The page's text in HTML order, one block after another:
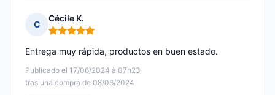
C
Cécile K.
Nota: 5 de 5
Publicado el 17/06/2024 à 07h23
tras una compra de 08/06/2024
Entrega muy rápida, productos en buen estado.